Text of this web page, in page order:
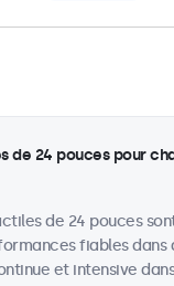
de 24 pouces pour
de 24 pouces
fiables dans
et intensive